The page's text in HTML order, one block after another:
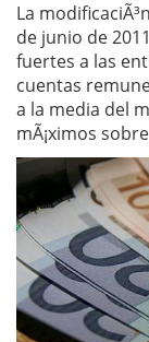
La
de junio de
fuertes a las
cuentas
a la media del
mÃ¡ximos